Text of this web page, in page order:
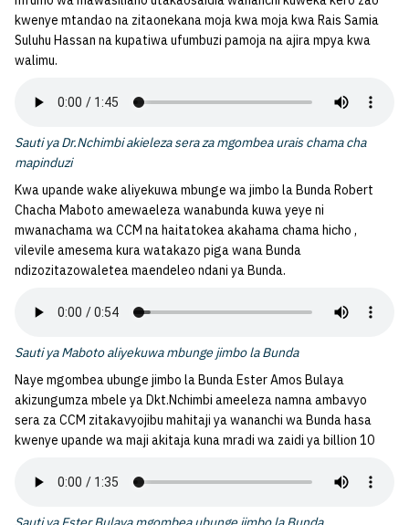
kwenye mtandao na zitaonekana moja kwa moja kwa Rais Samia
Suluhu Hassan na kupatiwa ufumbuzi pamoja na ajira mpya kwa
walimu.
Sauti ya Dr.Nchimbi akieleza sera za mgombea urais chama cha
mapinduzi
Kwa upande wake aliyekuwa mbunge wa jimbo la Bunda Robert
Chacha Maboto amewaeleza wanabunda kuwa yeye ni
mwanachama wa CCM na haitatokea akahama chama hicho ,
vilevile amesema kura watakazo piga wana Bunda
ndizozitazowaletea maendeleo ndani ya Bunda.
Sauti ya Maboto aliyekuwa mbunge jimbo la Bunda
Naye mgombea ubunge jimbo la Bunda Ester Amos Bulaya
akizungumza mbele ya Dkt.Nchimbi ameeleza namna ambavyo
sera za CCM zitakavyojibu mahitaji ya wananchi wa Bunda hasa
kwenye upande wa maji akitaja kuna mradi wa zaidi ya billion 10